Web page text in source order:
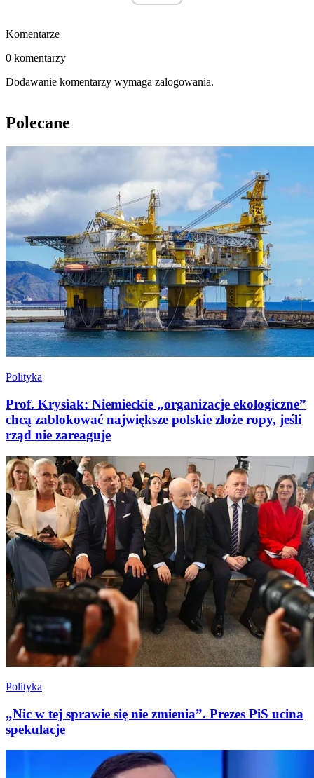
Komentarze
0 komentarzy
Dodawanie komentarzy wymaga zalogowania.
Polecane
Polityka
Prof. Krysiak: Niemieckie „organizacje ekologiczne”
chcą zablokować największe polskie złoże ropy, jeśli
rząd nie zareaguje
Polityka
„Nic w tej sprawie się nie zmienia”. Prezes PiS ucina
spekulacje